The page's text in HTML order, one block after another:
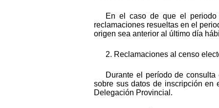
En el caso de que el
reclamaciones resueltas en el
origen sea anterior al último día
2. Reclamaciones al censo
Durante el período de
sobre sus datos de inscripción en
Delegación Provincial.